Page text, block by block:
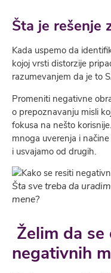
Šta je rešenje
Kada uspemo da
kojoj vrsti distorzije
razumevanjem da je to
Promeniti negativne
o prepoznavanju misli
fokusa na nešto
mnoga uverenja i
i usvajamo od drugih.
Šta sve treba da
mene?
Želim da
negativnih